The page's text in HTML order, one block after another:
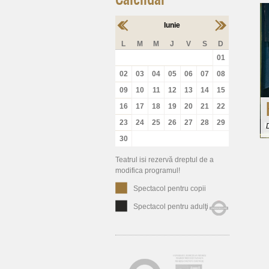
Iunie
L M M J V S
D
01
02
03 04 05 06 07
08
09
10 11 12 13 14
15
16
17 18 19 20 21
22
23
24 25 26 27 28
29
30
Teatrul isi rezervă dreptul de a
modifica programul!
Spectacol pentru copii
Spectacol pentru adulţi